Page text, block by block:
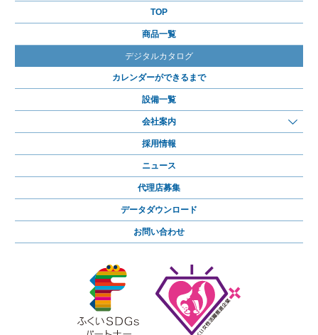
TOP
商品一覧
デジタルカタログ
カレンダーができるまで
設備一覧
会社案内
採用情報
ニュース
代理店募集
データダウンロード
お問い合わせ